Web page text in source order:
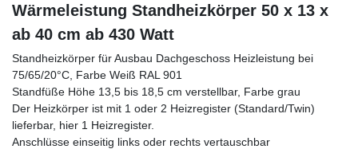
Wärmeleistung Standheizkörper 50 x 13 x
ab 40 cm ab 430 Watt
Standheizkörper für Ausbau Dachgeschoss Heizleistung bei
75/65/20°C, Farbe Weiß RAL 901
Standfüße Höhe 13,5 bis 18,5 cm verstellbar, Farbe grau
Der Heizkörper ist mit 1 oder 2 Heizregister (Standard/Twin)
lieferbar, hier 1 Heizregister.
Anschlüsse einseitig links oder rechts vertauschbar